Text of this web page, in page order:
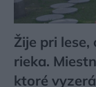
Žije pri
rieka.
ktoré